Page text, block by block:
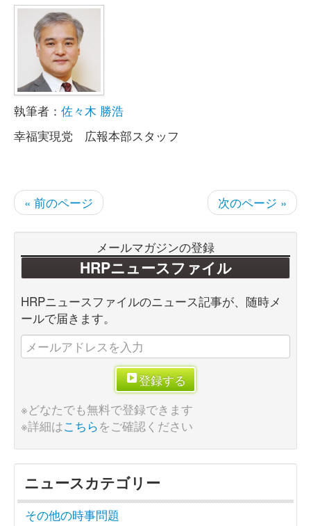
執筆者： 佐々木 勝浩
幸福実現党 広報本部スタッフ
« 前のページ 次のページ »
メールマガジンの登録
HRPニュースファイル
HRPニュースファイルのニュース記事が、随時メ
ールで届きます。
登録する
※どなたでも無料で登録できます
※詳細はこちらをご確認ください
ニュースカテゴリー
その他の時事問題